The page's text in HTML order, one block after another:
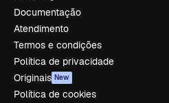
Documentação
Atendimento
Termos e condições
Política de privacidade
Originais New
Política de cookies